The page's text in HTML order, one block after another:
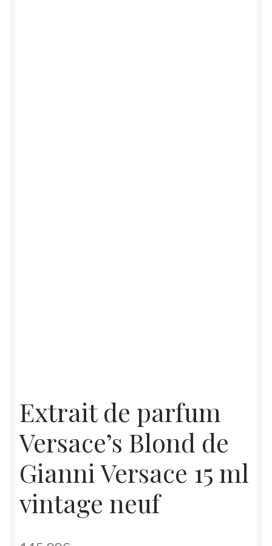
Extrait de parfum
Versace’s Blond de
Gianni Versace 15 ml
vintage neuf